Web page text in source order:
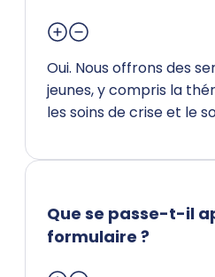
Oui. Nous offrons des
jeunes, y compris la
les soins de crise et le
Que se passe-t-il
formulaire ?